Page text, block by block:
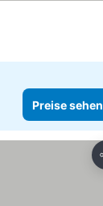
Preise sehen